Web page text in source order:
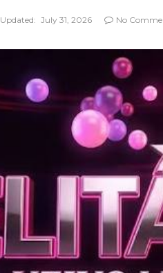
Updated: July 31, 2026 No